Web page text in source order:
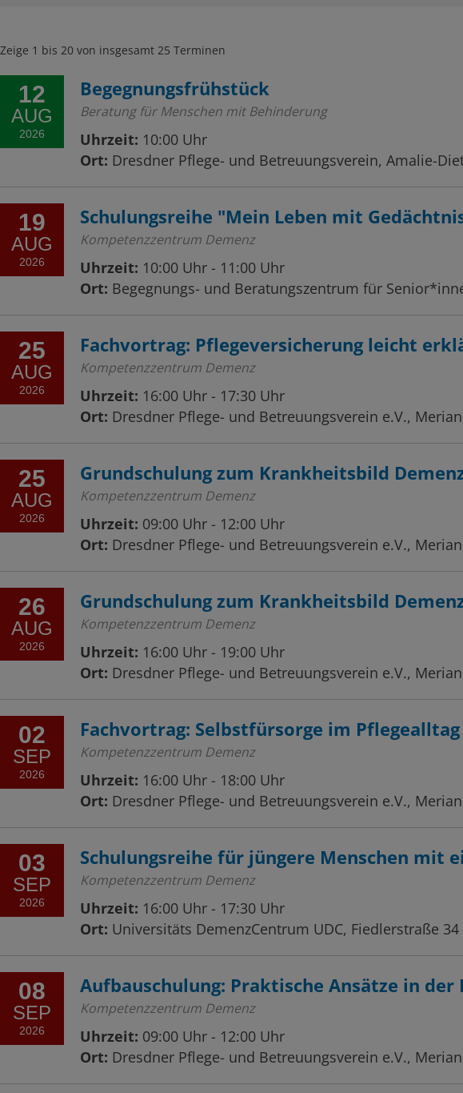
Zeige 1 bis 20 von insgesamt 25 Terminen
12
AUG
2026
Begegnungsfrühstück
Beratung für Menschen mit Behinderung
Uhrzeit: 10:00 Uhr
Ort: Dresdner Pflege- und Betreuungsverein, Amalie-
19
AUG
2026
Schulungsreihe "Mein Leben mit
Kompetenzzentrum Demenz
Uhrzeit: 10:00 Uhr - 11:00 Uhr
Ort: Begegnungs- und Beratungszentrum für
25
AUG
2026
Fachvortrag: Pflegeversicherung leicht
Kompetenzzentrum Demenz
Uhrzeit: 16:00 Uhr - 17:30 Uhr
Ort: Dresdner Pflege- und Betreuungsverein e.V.,
25
AUG
2026
Grundschulung zum Krankheitsbild
Kompetenzzentrum Demenz
Uhrzeit: 09:00 Uhr - 12:00 Uhr
Ort: Dresdner Pflege- und Betreuungsverein e.V.,
26
AUG
2026
Grundschulung zum Krankheitsbild
Kompetenzzentrum Demenz
Uhrzeit: 16:00 Uhr - 19:00 Uhr
Ort: Dresdner Pflege- und Betreuungsverein e.V.,
02
SEP
2026
Fachvortrag: Selbstfürsorge im Pflegealltag
Kompetenzzentrum Demenz
Uhrzeit: 16:00 Uhr - 18:00 Uhr
Ort: Dresdner Pflege- und Betreuungsverein e.V.,
03
SEP
2026
Schulungsreihe für jüngere Menschen mit
Kompetenzzentrum Demenz
Uhrzeit: 16:00 Uhr - 17:30 Uhr
Ort: Universitäts DemenzCentrum UDC, Fiedlerstraße
08
SEP
2026
Aufbauschulung: Praktische Ansätze in
Kompetenzzentrum Demenz
Uhrzeit: 09:00 Uhr - 12:00 Uhr
Ort: Dresdner Pflege- und Betreuungsverein e.V.,